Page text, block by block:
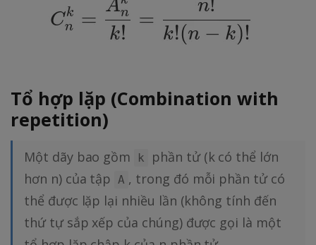
Tổ hợp lặp (Combination with
repetition)
Một dãy bao gồm k
phần tử (k có thể lớn
hơn n) của tập A , trong đó mỗi phần tử có
thể được lặp lại nhiều lần (không tính đến
thứ tự sắp xếp của chúng) được gọi là một